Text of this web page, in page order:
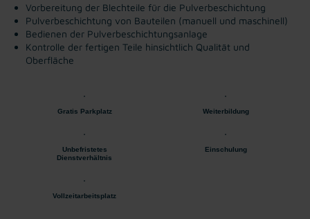
Vorbereitung der Blechteile für die Pulverbeschichtung
Pulverbeschichtung von Bauteilen (manuell und maschinell)
Bedienen der Pulverbeschichtungsanlage
Kontrolle der fertigen Teile hinsichtlich Qualität und
Oberfläche
Gratis Parkplatz Weiterbildung
Unbefristetes
Dienstverhältnis
Einschulung
Vollzeitarbeitsplatz